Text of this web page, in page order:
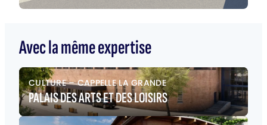
Avec la même expertise
CULTURE–CAPPELLE LA GRANDE
PALAIS DES ARTS ET DES LOISIRS